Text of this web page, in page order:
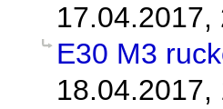
17.04.2017,
E30 M3
18.04.2017,